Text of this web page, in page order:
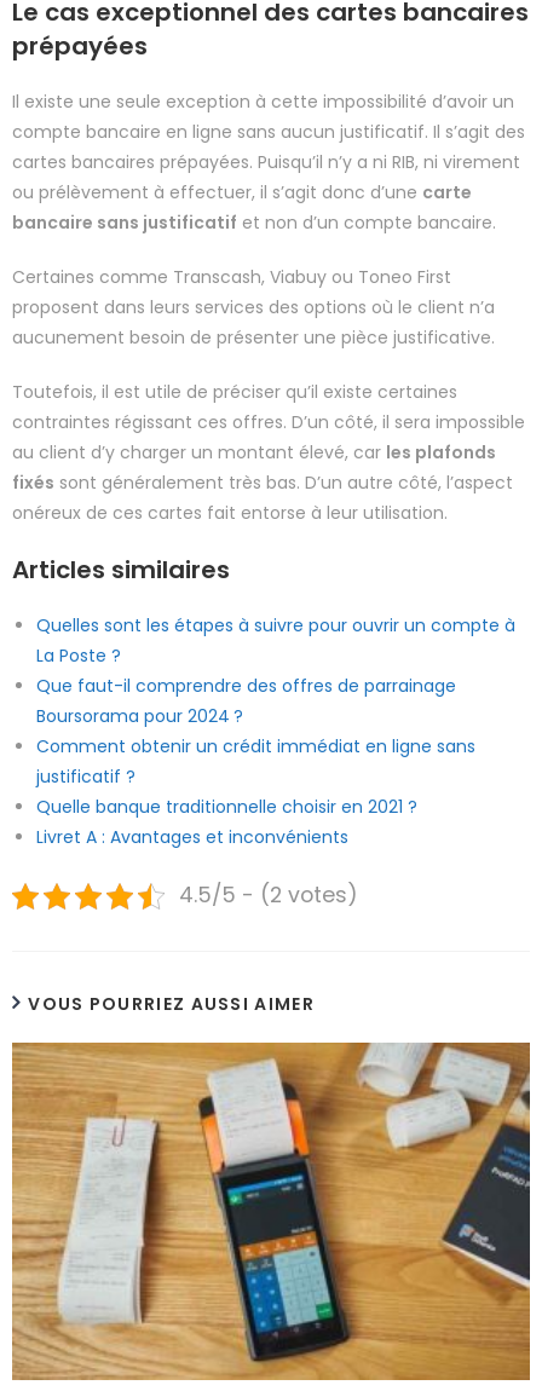
Le cas exceptionnel des cartes bancaires
prépayées
Il existe une seule exception à cette impossibilité d’avoir un
compte bancaire en ligne sans aucun justificatif. Il s’agit des
cartes bancaires prépayées. Puisqu’il n’y a ni RIB, ni virement
ou prélèvement à effectuer, il s’agit donc d’une carte
bancaire sans justificatif et non d’un compte bancaire.
Certaines comme Transcash, Viabuy ou Toneo First
proposent dans leurs services des options où le client n’a
aucunement besoin de présenter une pièce justificative.
Toutefois, il est utile de préciser qu’il existe certaines
contraintes régissant ces offres. D’un côté, il sera impossible
au client d’y charger un montant élevé, car les plafonds
fixés sont généralement très bas. D’un autre côté, l’aspect
onéreux de ces cartes fait entorse à leur utilisation.
Articles similaires
Quelles sont les étapes à suivre pour ouvrir un compte à
La Poste ?
Que faut-il comprendre des offres de parrainage
Boursorama pour 2024 ?
Comment obtenir un crédit immédiat en ligne sans
justificatif ?
Quelle banque traditionnelle choisir en 2021 ?
Livret A : Avantages et inconvénients
4.5/5 - (2 votes)
VOUS POURRIEZ AUSSI AIMER